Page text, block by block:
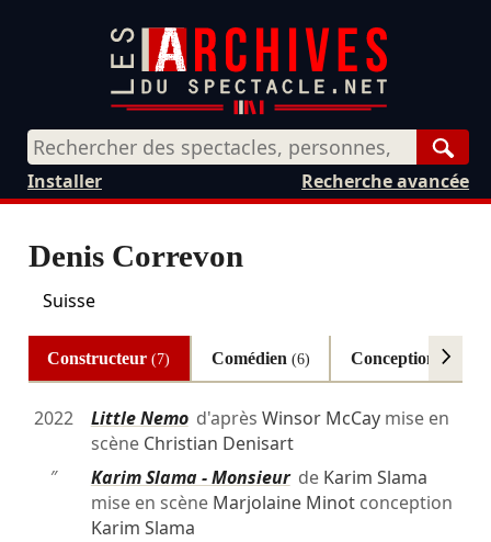
Recherche avancée
Installer
Denis Correvon
Suisse
Constructeur(7) Comédien (6) Conception (3)
2022 Little Nemod'après Winsor McCaymise en
scène Christian Denisart
″
Karim Slama - Monsieurde Karim Slama
mise en scène Marjolaine Minotconception
Karim Slama